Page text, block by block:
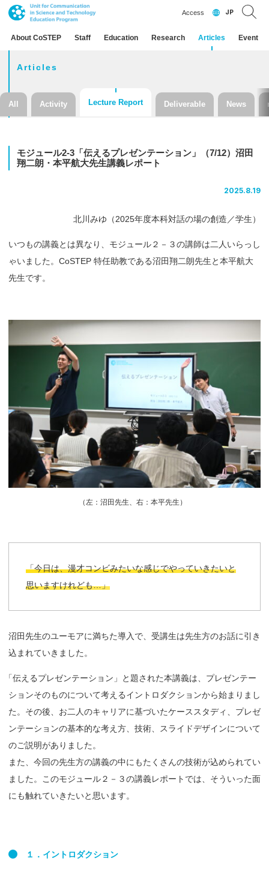
About CoSTEP Staff Education Research Articles Event
Access JP
Articles
All Activity Lecture Report Deliverable News
モジュール2-3 「伝えるプレゼンテーション」 （7/12） 沼田
翔二朗 ・ 本平航大先生講義レポート
2025.8.19
北川みゆ（2025年度本科対話の場の創造／学生）
いつもの講義とは異なり、モジュール２－３の講師は二人いらっし
ゃいました。CoSTEP 特任助教である沼田翔二朗先生と本平航大
先生です。
（左：沼田先生、右：本平先生）
「今日は、漫才コンビみたいな感じでやっていきたいと
思いますけれども…」
沼田先生のユーモアに満ちた導入で、受講生は先生方のお話に引き
込まれていきました。
「伝えるプレゼンテーション」と題された本講義は、プレゼンテー
ションそのものについて考えるイントロダクションから始まりまし
た。その後、お二人のキャリアに基づいたケーススタディ、プレゼ
ンテーションの基本的な考え方、技術、スライドデザインについて
のご説明がありました。
また、今回の先生方の講義の中にもたくさんの技術が込められてい
ました。このモジュール２－３の講義レポートでは、そういった面
にも触れていきたいと思います。
１． イントロダクション